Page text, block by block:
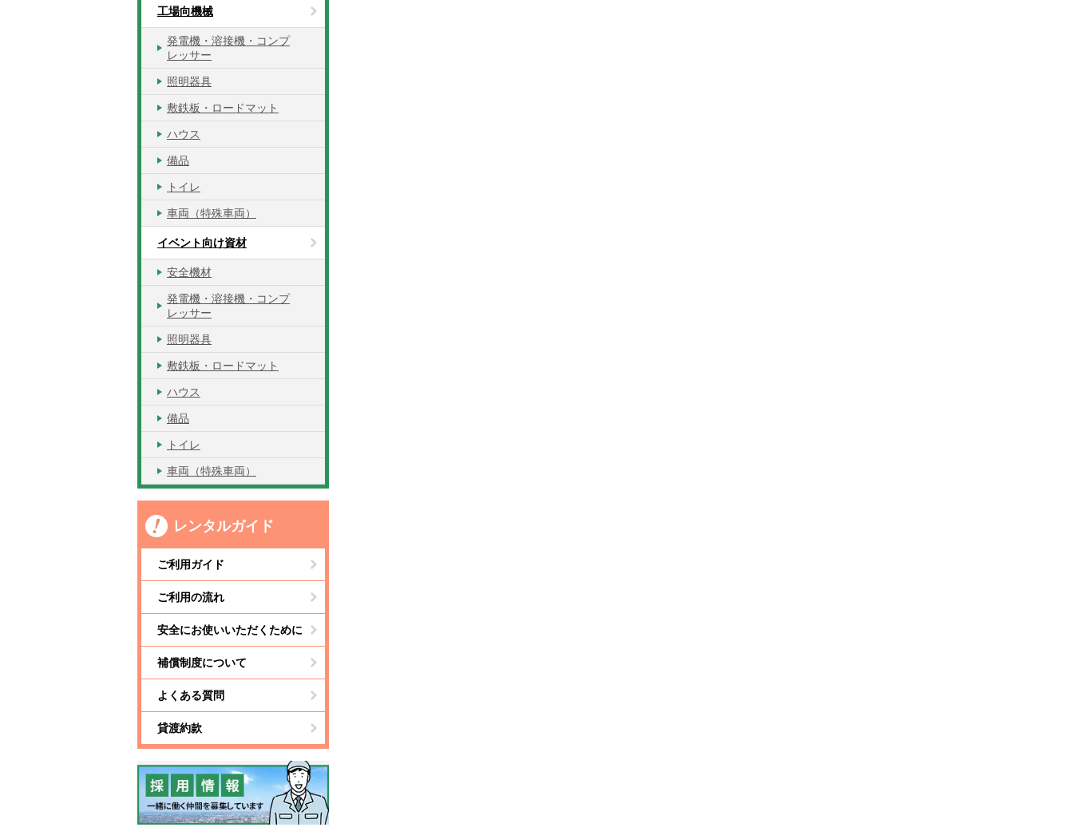
工場向機械
発電機・溶接機・コンプ
レッサー
照明器具
敷鉄板・ロードマット
ハウス
備品
トイレ
車両（特殊車両）
イベント向け資材
安全機材
発電機・溶接機・コンプ
レッサー
照明器具
敷鉄板・ロードマット
ハウス
備品
トイレ
車両（特殊車両）
レンタルガイド
ご利用ガイド
ご利用の流れ
安全にお使いいただくために
補償制度について
よくある質問
貸渡約款